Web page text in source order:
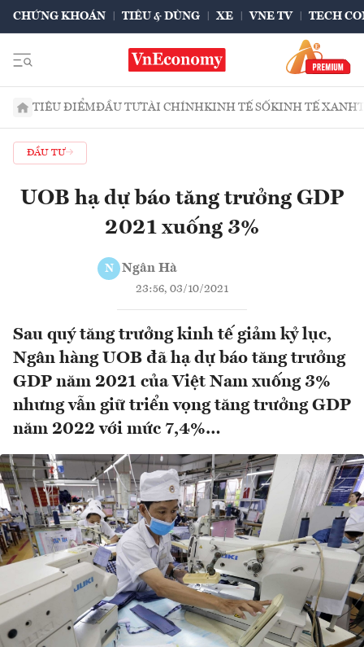
CHỨNG KHOÁN TIÊU & DÙNG XE VNE TV TECH
TIÊU ĐIỂMĐẦU TƯTÀI CHÍNHKINH TẾ SỐKINH TẾ XANH
ĐẦU TƯ
UOB hạ dự báo tăng trưởng GDP
2021 xuống 3%
N Ngân Hà
23:56, 03/10/2021
Sau quý tăng trưởng kinh tế giảm kỷ lục,
Ngân hàng UOB đã hạ dự báo tăng trưởng
GDP năm 2021 của Việt Nam xuống 3%
nhưng vẫn giữ triển vọng tăng trưởng GDP
năm 2022 với mức 7,4%…